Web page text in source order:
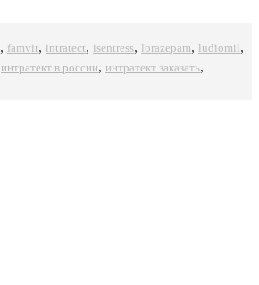
, famvir, intratect, isentress, lorazepam, ludiomil,
интратект в россии, интратект заказать,